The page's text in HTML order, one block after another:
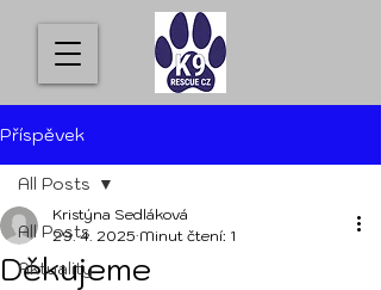
Příspěvek
All Posts
Aktuality
All Posts
Děkujeme
Kristýna Sedláková
29. 4. 2025 Minut čtení: 1